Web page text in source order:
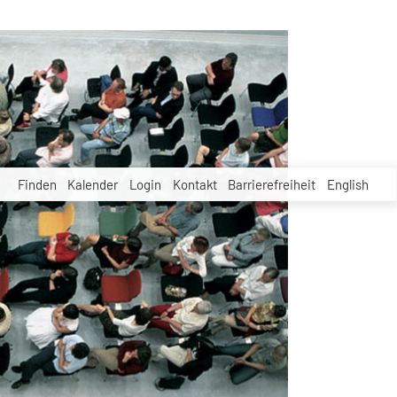
Finden Kalender Login Kontakt Barrierefreiheit English